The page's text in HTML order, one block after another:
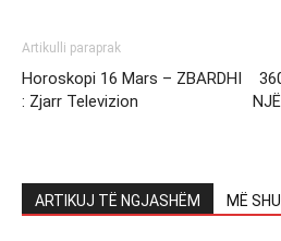
Artikulli paraprak
Horoskopi 16 Mars – ZBARDHI
: Zjarr Televizion
ARTIKUJ TË NGJASHËM MË